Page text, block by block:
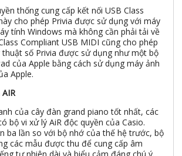
thống cung cấp kết nối USB Class
cho phép Privia được sử dụng với máy
tính Windows mà không cần phải tải về
Compliant USB MIDI cũng cho phép
thuật số Privia được sử dụng như một bộ
của Apple bằng cách sử dụng máy ảnh
Apple.
của cây đàn grand piano tốt nhất, các
bộ vi xử lý AiR độc quyền của Casio.
ba lần so với bộ nhớ của thế hệ trước, bộ
các mẫu được thu để cung cấp âm